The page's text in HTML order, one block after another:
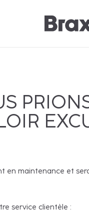
en maintenance et
service clientèle :